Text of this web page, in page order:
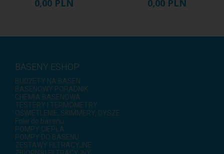
Fix Jet, ...
0,00 PLN
iGarden ...
0,00 PLN
BASENY ESHOP
BUDŻETY NA BASEN
BASENOWY PORADNIK
CHEMIA BASENOWA
TESTERY I TERMOMETRY
OŚWIETLENIE, SKIMMERY, DYSZE
Folie do basenu
POMPY CIEPŁA
POMPY DO BASENU
ZESTAWY FILTRACYJNE